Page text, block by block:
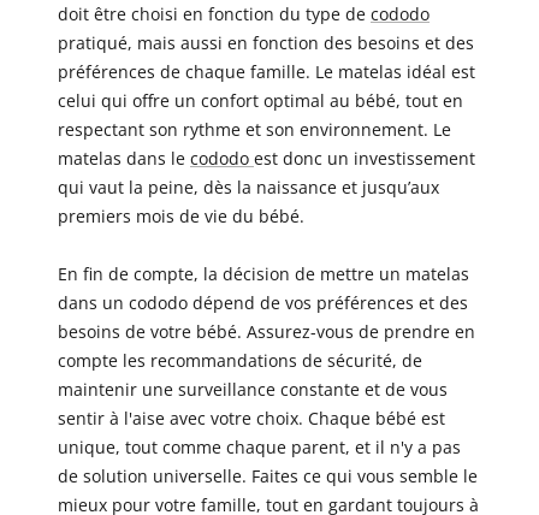
doit être choisi en fonction du type de cododo
pratiqué, mais aussi en fonction des besoins et des
préférences de chaque famille. Le matelas idéal est
celui qui offre un confort optimal au bébé, tout en
respectant son rythme et son environnement. Le
matelas dans le cododo est donc un investissement
qui vaut la peine, dès la naissance et jusqu’aux
premiers mois de vie du bébé.
En fin de compte, la décision de mettre un matelas
dans un cododo dépend de vos préférences et des
besoins de votre bébé. Assurez-vous de prendre en
compte les recommandations de sécurité, de
maintenir une surveillance constante et de vous
sentir à l'aise avec votre choix. Chaque bébé est
unique, tout comme chaque parent, et il n'y a pas
de solution universelle. Faites ce qui vous semble le
mieux pour votre famille, tout en gardant toujours à